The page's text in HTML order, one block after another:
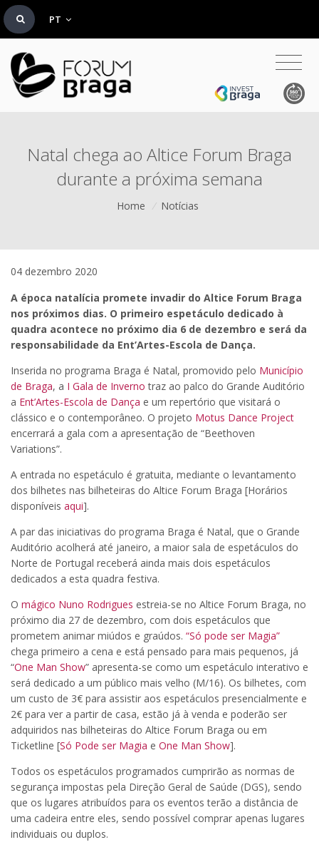
PT
Natal chega ao Altice Forum Braga
durante a próxima semana
Home / Notícias
04 dezembro 2020
A época natalícia promete invadir do Altice Forum Braga
nos próximos dias. O primeiro espetáculo dedicado à
quadra acontece no próximo dia 6 de dezembro e será da
responsabilidade da Ent’Artes-Escola de Dança.
Inserida no programa Braga é Natal, promovido pelo Município
de Braga, a I Gala de Inverno traz ao palco do Grande Auditório
a Ent’Artes-Escola de Dança e um repertório que visitará o
clássico e o contemporâneo. O projeto Motus Dance Project
encerrará a gala com a apresentação de “Beethoven
Variations”.
A entrada no espetáculo é gratuita, mediante o levantamento
dos bilhetes nas bilheteiras do Altice Forum Braga [Horários
disponíveis aqui].
A par das iniciativas do programa Braga é Natal, que o Grande
Auditório acolherá até janeiro, a maior sala de espetáculos do
Norte de Portugal receberá ainda mais dois espetáculos
dedicados a esta quadra festiva.
O mágico Nuno Rodrigues estreia-se no Altice Forum Braga, no
próximo dia 27 de dezembro, com dois espetáculos que
prometem animar miúdos e graúdos. “Só pode ser Magia”
chega primeiro a cena e está pensado para mais pequenos, já
“One Man Show” apresenta-se como um espetáculo interativo e
será dedicado a um público mais velho (M/16). Os bilhetes, com
um custo de 3€ para assistir aos espetáculos presencialmente e
2€ para ver a partir de casa, estão já à venda e poderão ser
adquiridos nas bilheteiras do Altice Forum Braga ou em
Ticketline [Só Pode ser Magia e One Man Show].
Todos os espetáculos programados cumprirão as normas de
segurança impostas pela Direção Geral de Saúde (DGS), sendo
que os lugares atribuídos para os eventos terão a distância de
uma cadeira entre eles, sendo possível comprar apenas lugares
individuais ou duplos.